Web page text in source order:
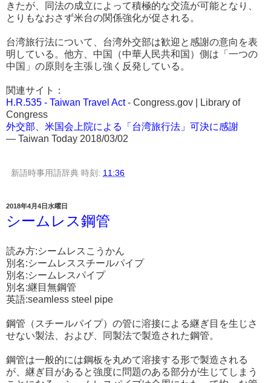
きたが、同法の成立によって積極的な交流が可能となり、
とりもなおさず米台の関係強化が促される。
台湾旅行法について、台湾外交部は歓迎と感謝の意向を表
明している。他方、中国（中華人民共和国）側は「一つの
中国」の原則を主張し強く反発している。
関連サイト：
H.R.535 - Taiwan Travel Act- Congress.gov | Library of
Congress
外交部、米国会上院による「台湾旅行法」可決に感謝
― Taiwan Today 2018/03/02
新語時事用語辞典 時刻: 11:36
2018年4月4日水曜日
シームレス鋼管
読み方:シームレスこうかん
別名:シームレススチールパイプ
別名:シームレスパイプ
別名:継目無鋼管
英語:seamless steel pipe
鋼管（スチールパイプ）の管に溶接による継ぎ目を生じさ
せない製法、および、同製法で製造された鋼管。
鋼管は一般的には鋼板を丸めて溶接する形で製造される
が、継ぎ目があると強度に問題のある部分が生じてしまう